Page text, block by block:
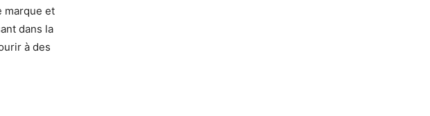
marque et
dans la
à des